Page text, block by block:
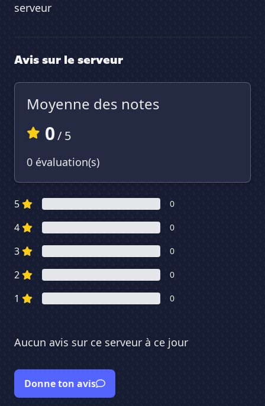
serveur
Avis sur le serveur
Moyenne des notes
0/ 5
0 évaluation(s)
5 0
4 0
3 0
2 0
1 0
Aucun avis sur ce serveur à ce jour
Donne ton avis